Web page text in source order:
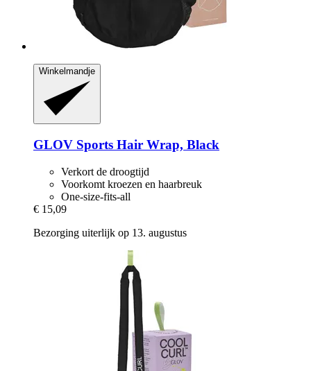
Winkelmandje
GLOV Sports Hair Wrap, Black
Verkort de droogtijd
Voorkomt kroezen en haarbreuk
One-size-fits-all
€ 15,09
Bezorging uiterlijk op 13. augustus